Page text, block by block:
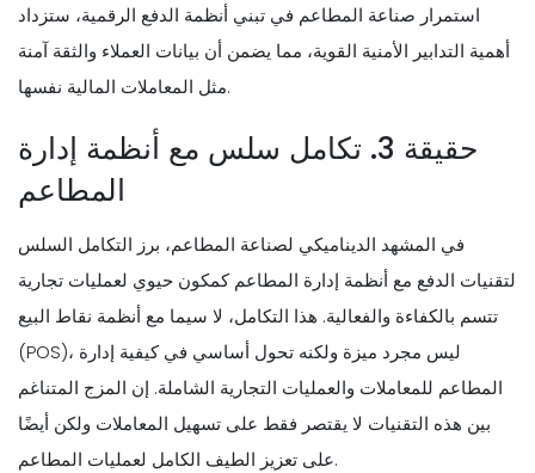
استمرار صناعة المطاعم في تبني أنظمة الدفع الرقمية، ستزداد
أهمية التدابير الأمنية القوية، مما يضمن أن بيانات العملاء والثقة آمنة
مثل المعاملات المالية نفسها.
حقيقة 3. تكامل سلس مع أنظمة إدارة
المطاعم
في المشهد الديناميكي لصناعة المطاعم، برز التكامل السلس
لتقنيات الدفع مع أنظمة إدارة المطاعم كمكون حيوي لعمليات تجارية
تتسم بالكفاءة والفعالية. هذا التكامل، لا سيما مع أنظمة نقاط البيع
(POS)، ليس مجرد ميزة ولكنه تحول أساسي في كيفية إدارة
المطاعم للمعاملات والعمليات التجارية الشاملة. إن المزج المتناغم
بين هذه التقنيات لا يقتصر فقط على تسهيل المعاملات ولكن أيضًا
على تعزيز الطيف الكامل لعمليات المطاعم.